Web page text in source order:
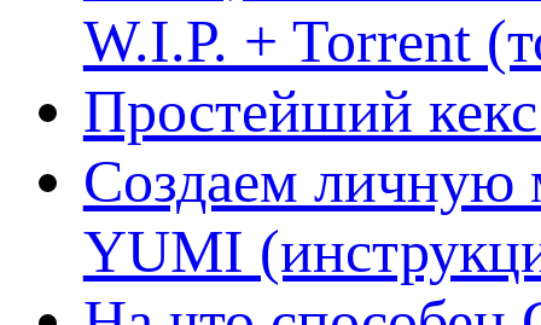
W.I.P. + Torrent
Простейший кекс
Создаем личную
YUMI